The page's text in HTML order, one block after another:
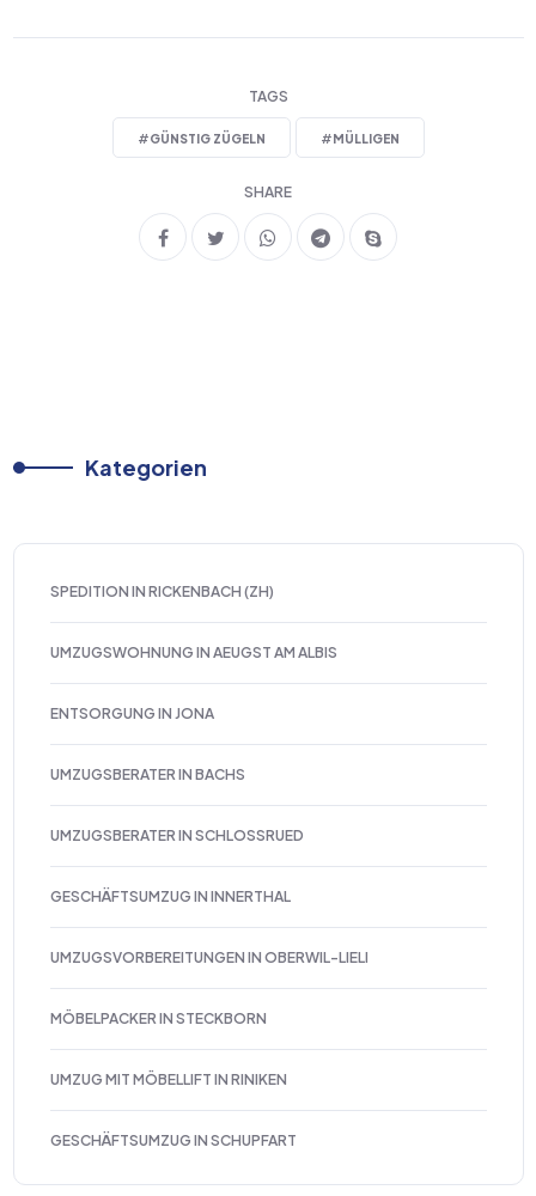
TAGS
#GÜNSTIG ZÜGELN #MÜLLIGEN
SHARE
Kategorien
SPEDITION IN RICKENBACH (ZH)
UMZUGSWOHNUNG IN AEUGST AM ALBIS
ENTSORGUNG IN JONA
UMZUGSBERATER IN BACHS
UMZUGSBERATER IN SCHLOSSRUED
GESCHÄFTSUMZUG IN INNERTHAL
UMZUGSVORBEREITUNGEN IN OBERWIL-LIELI
MÖBELPACKER IN STECKBORN
UMZUG MIT MÖBELLIFT IN RINIKEN
GESCHÄFTSUMZUG IN SCHUPFART